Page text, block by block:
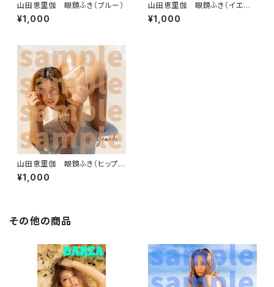
山田恵里伽 眼鏡ふき（ブルー）
¥1,000
山田恵里伽 眼鏡ふき（イエロ
ービーチ）
¥1,000
山田恵里伽 眼鏡ふき（ヒップサ
ンド）
¥1,000
その他の商品